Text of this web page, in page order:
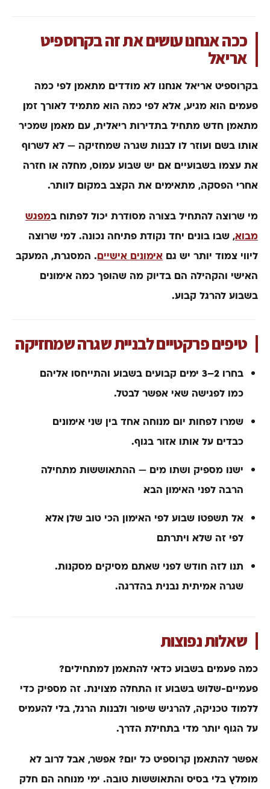
ככה אנחנו עושים את זה בקרוספיט
אריאל
בקרוספיט אריאל אנחנו לא מודדים מתאמן לפי כמה
פעמים הוא מגיע, אלא לפי כמה הוא מתמיד לאורך זמן.
מתאמן חדש מתחיל בתדירות ריאלית, עם מאמן שמכיר
אותו בשם ועוזר לו לבנות שגרה שמחזיקה — לא לשרוף
את עצמו בשבועיים. אם יש שבוע עמוס, מחלה או חזרה
אחרי הפסקה, מתאימים את הקצב במקום לוותר.
מי שרוצה להתחיל בצורה מסודרת יכול לפתוח במפגש
מבוא, שבו בונים יחד נקודת פתיחה נכונה. למי שרוצה
ליווי צמוד יותר יש גם אימונים אישיים. המסגרת, המעקב
האישי והקהילה הם בדיוק מה שהופך כמה אימונים
בשבוע להרגל קבוע.
טיפים פרקטיים לבניית שגרה שמחזיקה
בחרו 2–3 ימים קבועים בשבוע והתייחסו אליהם
כמו לפגישה שאי אפשר לבטל.
שמרו לפחות יום מנוחה אחד בין שני אימונים
כבדים על אותו אזור בגוף.
ישנו מספיק ושתו מים — ההתאוששות מתחילה
הרבה לפני האימון הבא.
אל תשפטו שבוע לפי האימון הכי טוב שלו, אלא
לפי זה שלא ויתרתם.
תנו לזה חודש לפני שאתם מסיקים מסקנות.
שגרה אמיתית נבנית בהדרגה.
שאלות נפוצות
כמה פעמים בשבוע כדאי להתאמן למתחילים?
פעמיים-שלוש בשבוע זו התחלה מצוינת. זה מספיק כדי
ללמוד טכניקה, להרגיש שיפור ולבנות הרגל, בלי להעמיס
על הגוף יותר מדי בתחילת הדרך.
אפשר להתאמן קרוספיט כל יום? אפשר, אבל לרוב לא
מומלץ בלי בסיס והתאוששות טובה. ימי מנוחה הם חלק